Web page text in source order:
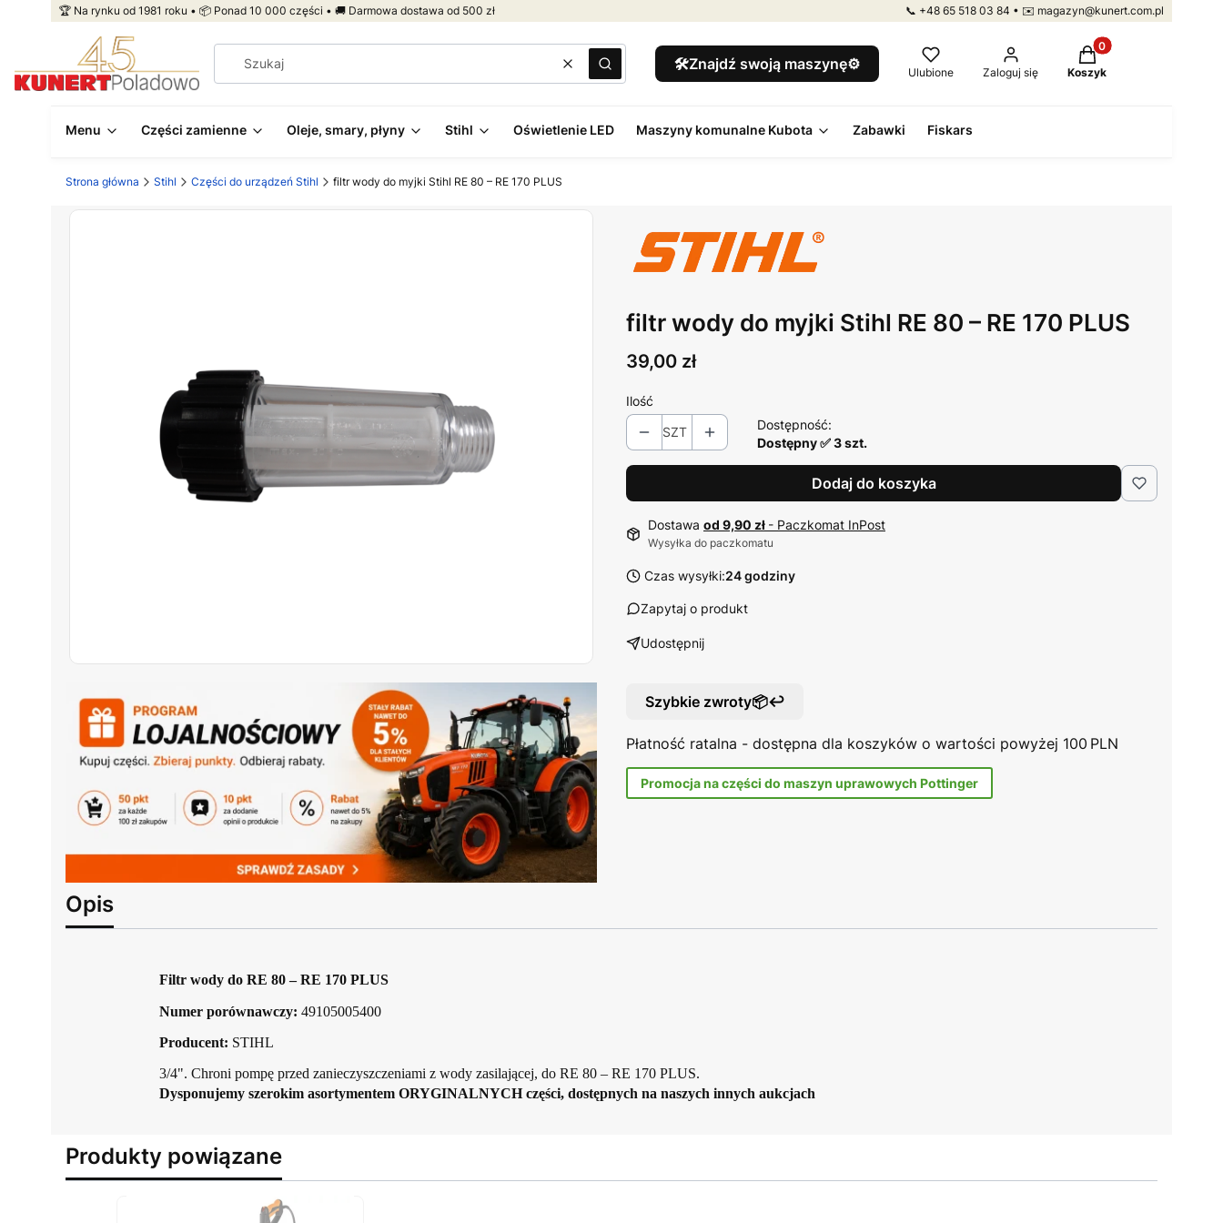
🏆 Na rynku od 1981 roku • 📦 Ponad 10 000 części • 🚚 Darmowa dostawa od 500 zł 📞 +48 65 518 03 84 • ✉️ magazyn@kunert.com.pl
WyczyśćSzukaj 🛠️Znajdź swoją maszynę⚙️ Ulubione Zaloguj się
Produkty w koszyku:
Koszyk
Menu Części zamienne Oleje, smary, płyny Stihl Oświetlenie LED Maszyny komunalne Kubota Zabawki Fiskars
Strona główna Stihl Części do urządzeń Stihl filtr wody do myjki Stihl RE 80 – RE 170 PLUS
filtr wody do myjki Stihl RE 80 – RE 170 PLUS
Cena
39,00 zł
Ilość
SZT
Dostępność:
Dostępny ✅ 3 szt.
Dodaj do koszyka
Dostawa od 9,90 zł - Paczkomat InPost
Wysyłka do paczkomatu
Czas wysyłki:24 godziny
Zapytaj o produkt
Udostępnij
Szybkie zwroty📦↩️
Płatność ratalna - dostępna dla koszyków o wartości powyżej 100 PLN
Promocja na części do maszyn uprawowych Pottinger
Opis
Filtr wody do RE 80 – RE 170 PLUS
Numer porównawczy: 49105005400
Producent: STIHL
3/4". Chroni pompę przed zanieczyszczeniami z wody zasilającej, do RE 80 – RE 170 PLUS.
Dysponujemy szerokim asortymentem ORYGINALNYCH części, dostępnych na naszych innych aukcjach
Produkty powiązane